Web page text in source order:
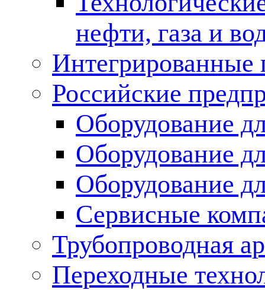
нефти, газа и
Российские
Оборудование
Оборудование
Оборудование
Сервисные
Трубопроводная
Переходные